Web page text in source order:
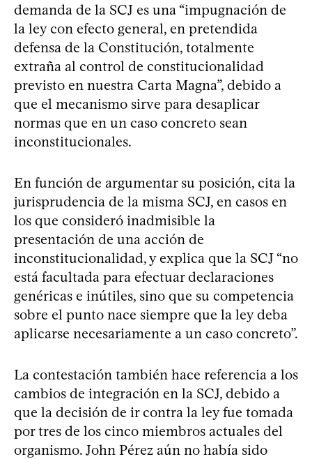
demanda de la SCJ es una “impugnación de
la ley con efecto general, en pretendida
defensa de la Constitución, totalmente
extraña al control de constitucionalidad
previsto en nuestra Carta Magna”, debido a
que el mecanismo sirve para desaplicar
normas que en un caso concreto sean
inconstitucionales.
En función de argumentar su posición, cita la
jurisprudencia de la misma SCJ, en casos en
los que consideró inadmisible la
presentación de una acción de
inconstitucionalidad, y explica que la SCJ “no
está facultada para efectuar declaraciones
genéricas e inútiles, sino que su competencia
sobre el punto nace siempre que la ley deba
aplicarse necesariamente a un caso concreto”.
La contestación también hace referencia a los
cambios de integración en la SCJ, debido a
que la decisión de ir contra la ley fue tomada
por tres de los cinco miembros actuales del
organismo. John Pérez aún no había sido